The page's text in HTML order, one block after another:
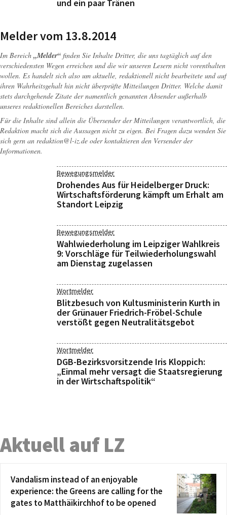
und ein paar Tränen
Melder vom 13.8.2014
Im Bereich „Melder“ finden Sie Inhalte Dritter, die uns tagtäglich auf den
verschiedensten Wegen erreichen und die wir unseren Lesern nicht vorenthalten
wollen. Es handelt sich also um aktuelle, redaktionell nicht bearbeitete und auf
ihren Wahrheitsgehalt hin nicht überprüfte Mitteilungen Dritter. Welche damit
stets durchgehende Zitate der namentlich genannten Absender außerhalb
unseres redaktionellen Bereiches darstellen.
Für die Inhalte sind allein die Übersender der Mitteilungen verantwortlich, die
Redaktion macht sich die Aussagen nicht zu eigen. Bei Fragen dazu wenden Sie
sich gern an redaktion@l-iz.de oder kontaktieren den Versender der
Informationen.
Bewegungsmelder
Drohendes Aus für Heidelberger Druck:
Wirtschaftsförderung kämpft um Erhalt am
Standort Leipzig
Bewegungsmelder
Wahlwiederholung im Leipziger Wahlkreis
9: Vorschläge für Teilwiederholungswahl
am Dienstag zugelassen
Wortmelder
Blitzbesuch von Kultusministerin Kurth in
der Grünauer Friedrich-Fröbel-Schule
verstößt gegen Neutralitätsgebot
Wortmelder
DGB-Bezirksvorsitzende Iris Kloppich:
„Einmal mehr versagt die Staatsregierung
in der Wirtschaftspolitik“
Aktuell auf LZ
Vandalism instead of an enjoyable
experience: the Greens are calling for the
gates to Matthäikirchhof to be opened